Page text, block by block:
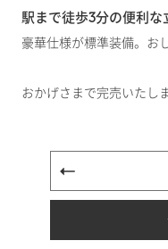
駅まで徒歩3分の便利な
豪華仕様が標準装備。お
おかげさまで完売いたし